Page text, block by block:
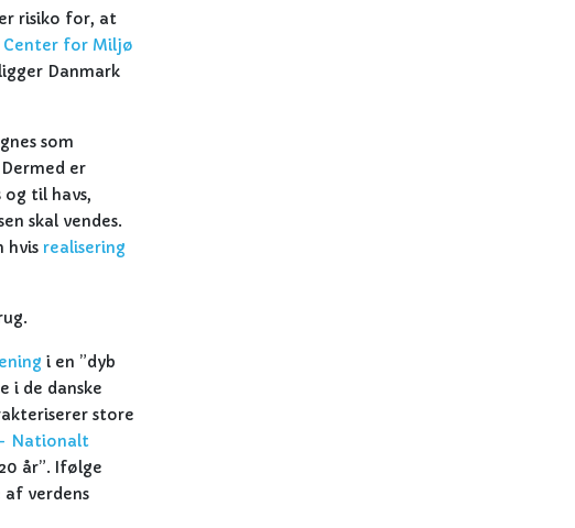
risiko for, at
for Miljø
Danmark
som
er
til havs,
skal vendes.
hvis realisering
i en ”dyb
i de danske
store
- Nationalt
år”. Ifølge
verdens